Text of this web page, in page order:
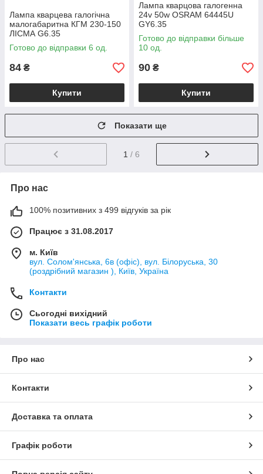
Лампа кварцева галогічна
малогабаритна КГМ 230-150
ЛІСМА G6.35
Готово до відправки 6 од.
84 ₴
Купити
Лампа кварцова галогенна
24v 50w OSRAM 64445U
GY6.35
Готово до відправки більше
10 од.
90 ₴
Купити
Показати ще
1 / 6
Про нас
100% позитивних з 499 відгуків за рік
Працює з 31.08.2017
м. Київ
вул. Солом'янська, 6в (офіс), вул. Білоруська, 30
(роздрібний магазин ), Київ, Україна
Контакти
Сьогодні вихідний
Показати весь графік роботи
Про нас
Контакти
Доставка та оплата
Графік роботи